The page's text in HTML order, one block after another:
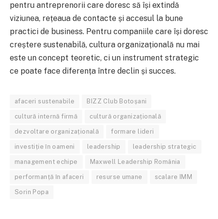
pentru antreprenorii care doresc să își extindă
viziunea, rețeaua de contacte și accesul la bune
practici de business. Pentru companiile care își doresc
creștere sustenabilă, cultura organizațională nu mai
este un concept teoretic, ci un instrument strategic
ce poate face diferența între declin și succes.
afaceri sustenabile BIZZ Club Botoșani
cultură internă firmă cultură organizațională
dezvoltare organizațională formare lideri
investiție în oameni leadership leadership strategic
management echipe Maxwell Leadership România
performanță în afaceri resurse umane scalare IMM
Sorin Popa